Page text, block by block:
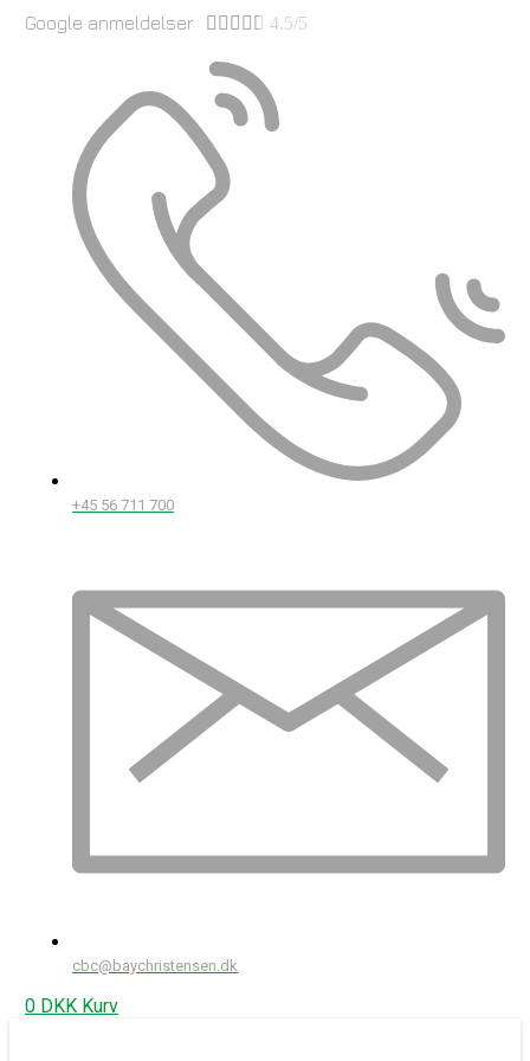
Google anmeldelser      4.5/5
+45 56 711 700
cbc@baychristensen.dk
0 DKK Kurv